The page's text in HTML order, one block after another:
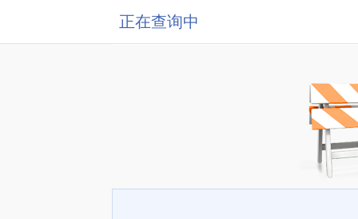
正在查询中